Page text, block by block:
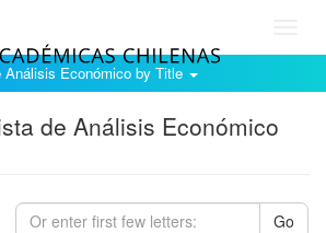
Económico by Title
de Análisis Económico
Go